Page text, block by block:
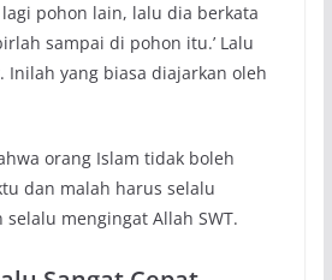
pohon lain, lalu dia berkata
sampai di pohon itu.’ Lalu
Inilah yang biasa diajarkan oleh
orang Islam tidak boleh
dan malah harus selalu
mengingat Allah SWT.